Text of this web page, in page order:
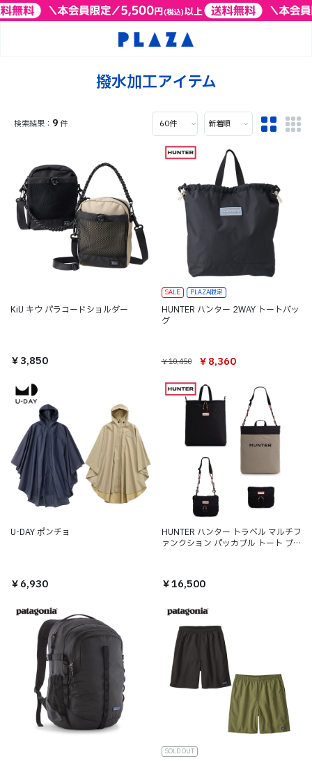
撥水加工アイテム
9件
KiU キウ パラコードショルダー
￥3,850
SALE PLAZA限定
HUNTER ハンター 2WAY トートバッ
グ
￥10,450 ￥8,360
U-DAY ポンチョ
￥6,930
HUNTER ハンター トラベル マルチフ
ァンクション パッカブル トート ブラ
￥16,500
SOLD OUT